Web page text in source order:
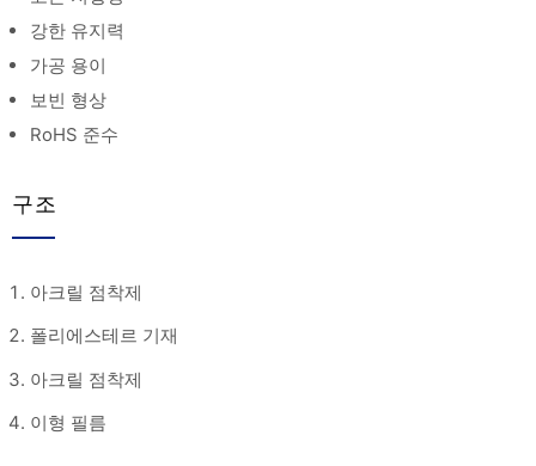
강한 유지력
가공 용이
보빈 형상
RoHS 준수
구조
아크릴 점착제
폴리에스테르 기재
아크릴 점착제
이형 필름